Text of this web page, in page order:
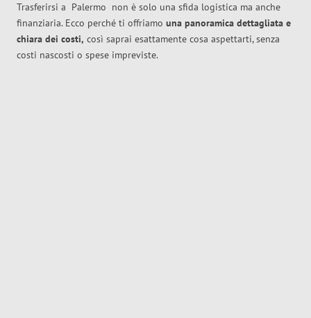
Trasferirsi a Palermo non è solo una sfida logistica ma anche
finanziaria. Ecco perché ti offriamo una panoramica dettagliata e
chiara dei costi, così saprai esattamente cosa aspettarti, senza
costi nascosti o spese impreviste.